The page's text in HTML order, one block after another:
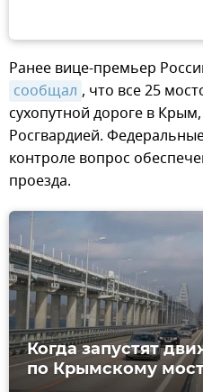
Ранее вице-премьер
сообщал , что все 25
сухопутной дороге в
Росгвардией.
контроле вопрос
проезда.
Когда запустят
по Крымскому